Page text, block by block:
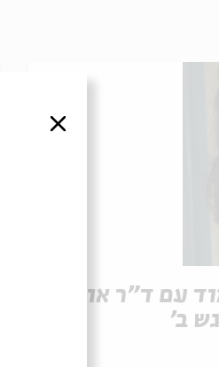
עם ד"ר אורית
ב'
סגור